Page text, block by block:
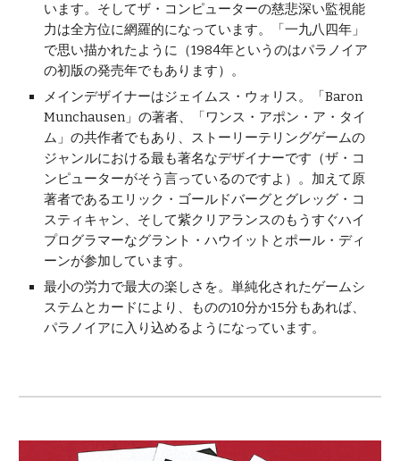
います。そしてザ・コンピューターの慈悲深い監視能
力は全方位に網羅的になっています。「一九八四年」
で思い描かれたように（1984年というのはパラノイア
の初版の発売年でもあります）。
メインデザイナーはジェイムス・ウォリス。「Baron
Munchausen」の著者、「ワンス・アポン・ア・タイ
ム」の共作者でもあり、ストーリーテリングゲームの
ジャンルにおける最も著名なデザイナーです（ザ・コ
ンピューターがそう言っているのですよ）。加えて原
著者であるエリック・ゴールドバーグとグレッグ・コ
スティキャン、そして紫クリアランスのもうすぐハイ
プログラマーなグラント・ハウイットとポール・ディ
ーンが参加しています。
最小の労力で最大の楽しさを。単純化されたゲームシ
ステムとカードにより、ものの10分か15分もあれば、
パラノイアに入り込めるようになっています。